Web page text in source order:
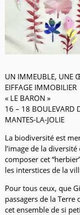
UN IMMEUBLE, UNE
EIFFAGE IMMOBILIER
« LE BARON »
16 – 18 BOULEVARD
MANTES-LA-JOLIE
La biodiversité est
l’image de la
composer cet
les interstices de la
Pour tous ceux, que
passagers de la Terre
cet ensemble de si